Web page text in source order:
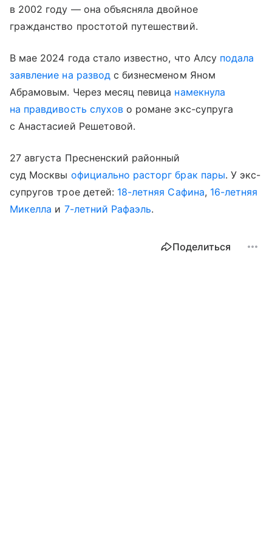
в 2002 году — она объясняла двойное
гражданство простотой путешествий.
В мае 2024 года стало известно, что Алсу подала
заявление на разводс бизнесменом Яном
Абрамовым. Через месяц певица намекнула
на правдивость слухов о романе экс-супруга
с Анастасией Решетовой.
27 августа Пресненский районный
суд Москвы официально расторг брак пары. У экс-
супругов трое детей: 18-летняя Сафина, 16-летняя
Микелла и 7-летний Рафаэль.
Поделиться